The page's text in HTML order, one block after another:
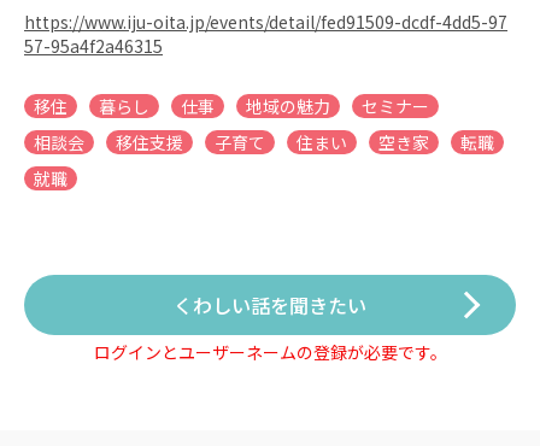
https://www.iju-oita.jp/events/detail/fed91509-dcdf-4dd5-97
57-95a4f2a46315
移住 暮らし 仕事 地域の魅力
セミナー
相談会
移住支援 子育て 住まい 空き家
転職
就職
くわしい話を聞きたい
ログインとユーザーネームの登録が必要です。